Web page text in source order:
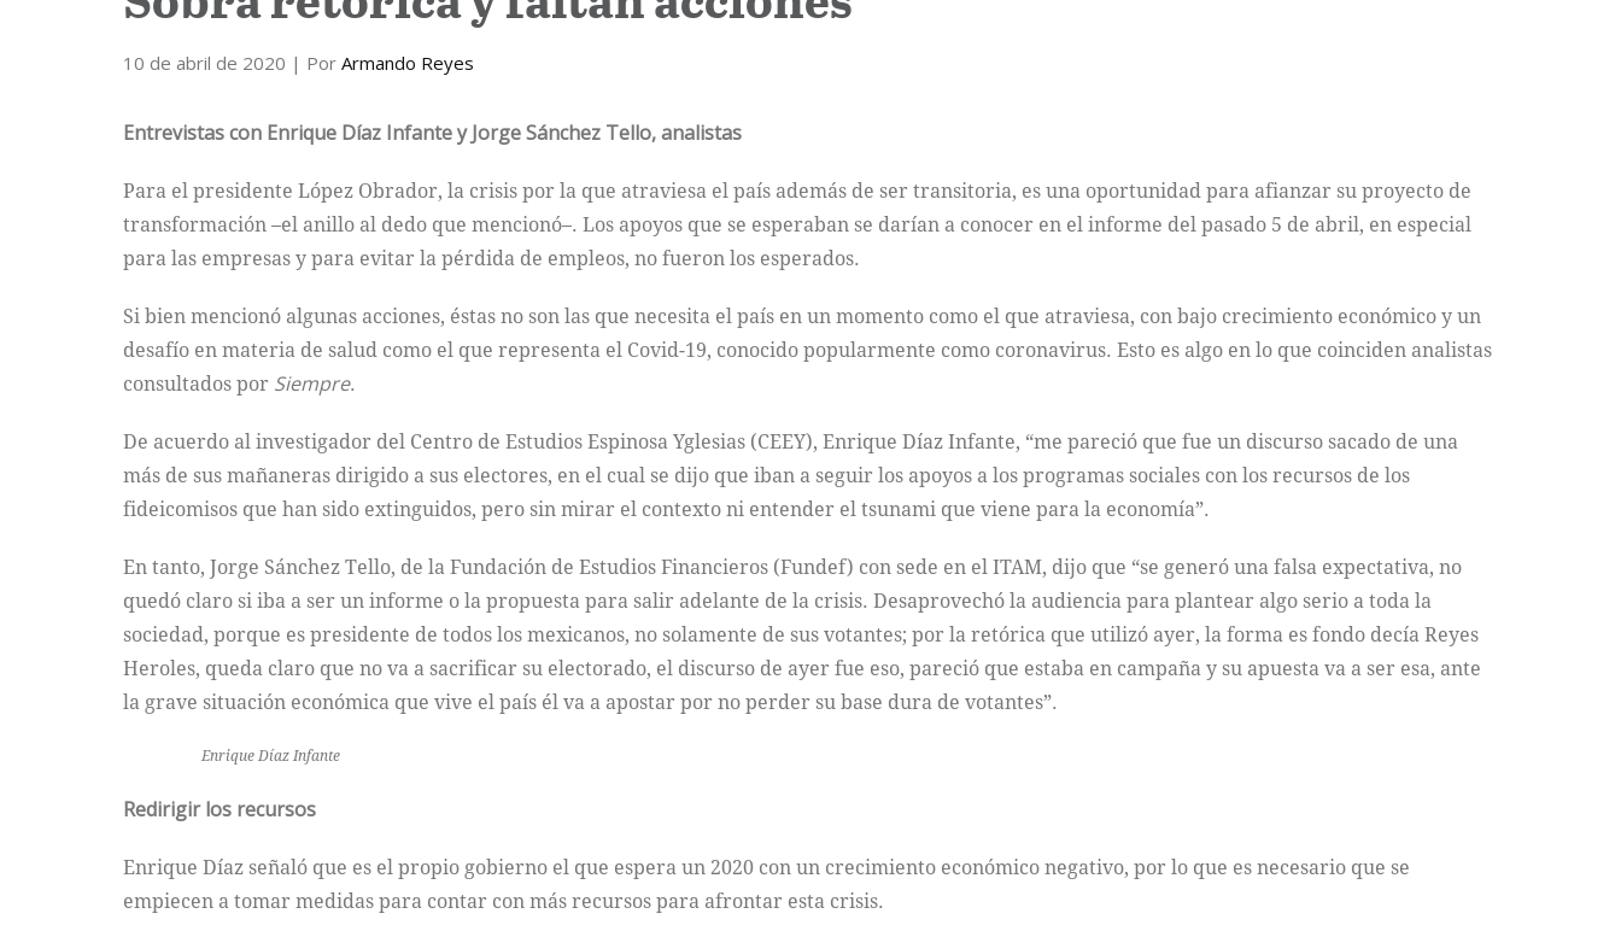
10 de abril de 2020 | Por Armando Reyes
Entrevistas con Enrique Díaz Infante y Jorge Sánchez Tello, analistas
Para el presidente López Obrador, la crisis por la que atraviesa el país además de ser transitoria, es una oportunidad para afianzar su proyecto de
transformación –el anillo al dedo que mencionó–. Los apoyos que se esperaban se darían a conocer en el informe del pasado 5 de abril, en especial
para las empresas y para evitar la pérdida de empleos, no fueron los esperados.
Si bien mencionó algunas acciones, éstas no son las que necesita el país en un momento como el que atraviesa, con bajo crecimiento económico y un
desafío en materia de salud como el que representa el Covid-19, conocido popularmente como coronavirus. Esto es algo en lo que coinciden analistas
consultados por Siempre.
De acuerdo al investigador del Centro de Estudios Espinosa Yglesias (CEEY), Enrique Díaz Infante, “me pareció que fue un discurso sacado de una
más de sus mañaneras dirigido a sus electores, en el cual se dijo que iban a seguir los apoyos a los programas sociales con los recursos de los
fideicomisos que han sido extinguidos, pero sin mirar el contexto ni entender el tsunami que viene para la economía”.
En tanto, Jorge Sánchez Tello, de la Fundación de Estudios Financieros (Fundef) con sede en el ITAM, dijo que “se generó una falsa expectativa, no
quedó claro si iba a ser un informe o la propuesta para salir adelante de la crisis. Desaprovechó la audiencia para plantear algo serio a toda la
sociedad, porque es presidente de todos los mexicanos, no solamente de sus votantes; por la retórica que utilizó ayer, la forma es fondo decía Reyes
Heroles, queda claro que no va a sacrificar su electorado, el discurso de ayer fue eso, pareció que estaba en campaña y su apuesta va a ser esa, ante
la grave situación económica que vive el país él va a apostar por no perder su base dura de votantes”.
Enrique Díaz Infante
Redirigir los recursos
Enrique Díaz señaló que es el propio gobierno el que espera un 2020 con un crecimiento económico negativo, por lo que es necesario que se
empiecen a tomar medidas para contar con más recursos para afrontar esta crisis.